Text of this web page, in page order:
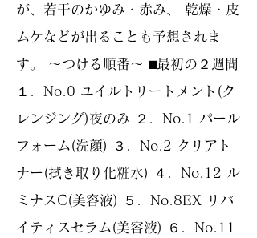
が、若干のかゆみ・赤み、 乾燥・皮
ムケなどが出ることも予想されま
す。 〜つける順番〜 ⬛︎最初の２週間
１．No.0 ユイルトリートメント(ク
レンジング)夜のみ ２．No.1 パール
フォーム(洗顔) ３．No.2 クリアト
ナー(拭き取り化粧水) ４．No.12 ル
ミナスC(美容液) ５．No.8EX リバ
イティスセラム(美容液) ６．No.11